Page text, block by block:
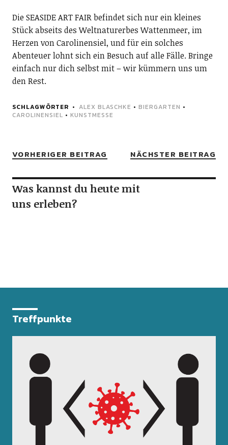
Die SEASIDE ART FAIR befindet sich nur ein kleines
Stück abseits des Weltnaturerbes Wattenmeer, im
Herzen von Carolinensiel, und für ein solches
Abenteuer lohnt sich ein Besuch auf alle Fälle. Bringe
einfach nur dich selbst mit – wir kümmern uns um
den Rest.
SCHLAGWÖRTER ALEX BLASCHKE • BIERGARTEN •
CAROLINENSIEL • KUNSTMESSE
VORHERIGER BEITRAG NÄCHSTER BEITRAG
Was kannst du heute mit
uns erleben?
Treffpunkte